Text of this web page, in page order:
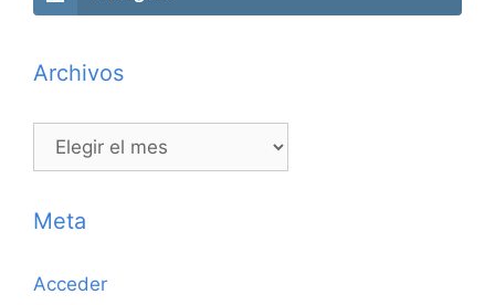
Archivos
Archivos
Meta
Acceder